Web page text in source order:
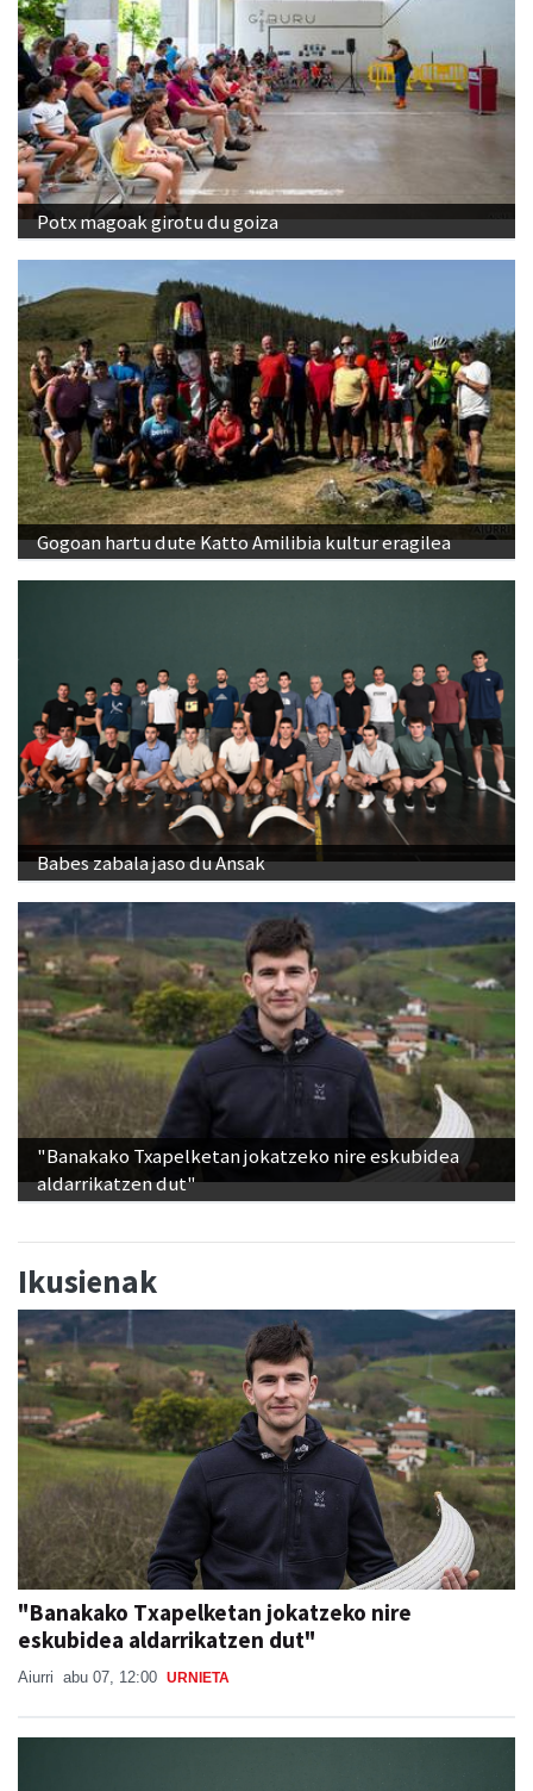
Potx magoak girotu du goiza
Gogoan hartu dute Katto Amilibia kultur eragilea
Babes zabala jaso du Ansak
"Banakako Txapelketan jokatzeko nire eskubidea
aldarrikatzen dut"
Ikusienak
"Banakako Txapelketan jokatzeko nire
eskubidea aldarrikatzen dut"
Aiurri abu 07, 12:00 URNIETA